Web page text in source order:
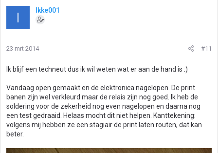
I Ikke001
23 mrt 2014 #11
Ik blijf een techneut dus ik wil weten wat er aan de hand is :)
Vandaag open gemaakt en de elektronica nagelopen. De print
banen zijn wel verkleurd maar de relais zijn nog goed. Ik heb de
soldering voor de zekerheid nog even nagelopen en daarna nog
een test gedraaid. Helaas mocht dit niet helpen. Kanttekening:
volgens mij hebben ze een stagiair de print laten routen, dat kan
beter.